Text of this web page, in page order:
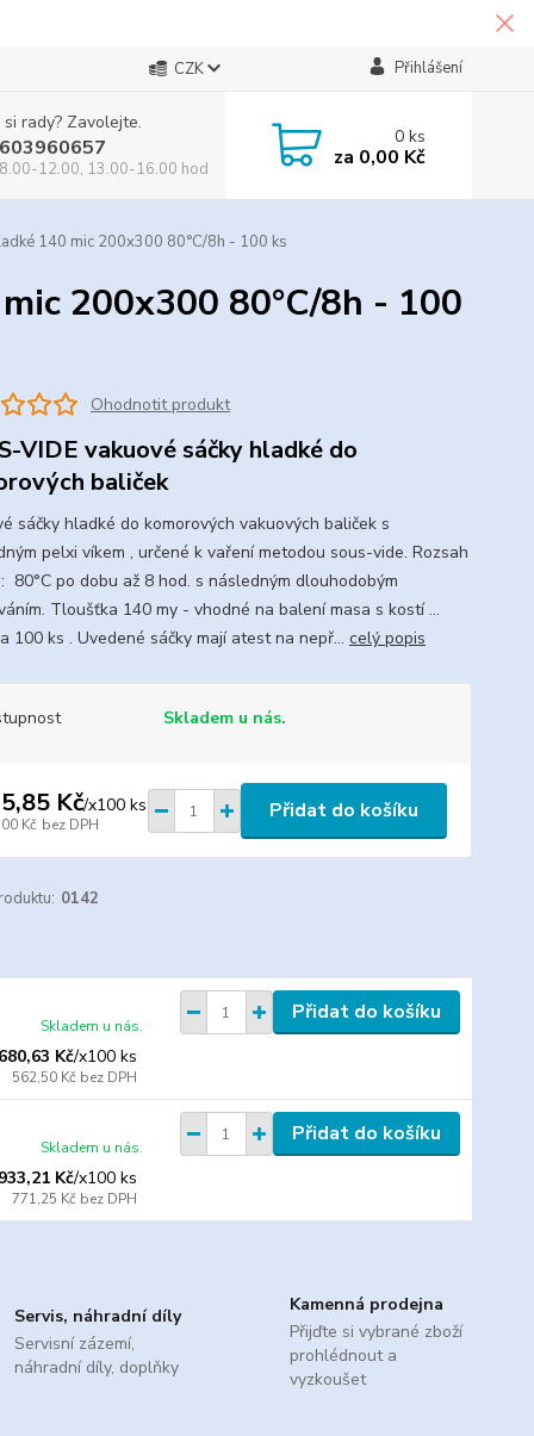
CZK Přihlášení
rady? Zavolejte.
12.00, 13.00-16.00 hod
0ks
za 0,00 Kč
140 mic 200x300 80°C/8h - 100 ks
200x300 80°C/8h - 100
Ohodnotit produkt
VIDE vakuové sáčky hladké do
baliček
sáčky hladké do komorových vakuových baliček s
pelxi víkem , určené k vaření metodou sous-vide. Rozsah
80°C po dobu až 8 hod. s následným dlouhodobým
Tloušťka 140 my - vhodné na balení masa s kostí ...
100 ks . Uvedené sáčky mají atest na nepř... celý popis
Skladem u nás.
Kč/x100 ks
Kč bez DPH
Přidat do košíku
0142
680,63 Kč/x100 ks
562,50 Kč bez DPH
Skladem u nás.
Přidat do košíku
933,21 Kč/x100 ks
771,25 Kč bez DPH
Skladem u nás.
Přidat do košíku
Servis, náhradní díly
Servisní zázemí,
náhradní díly, doplňky
Kamenná prodejna
Přijďte si vybrané zboží
prohlédnout a
vyzkoušet